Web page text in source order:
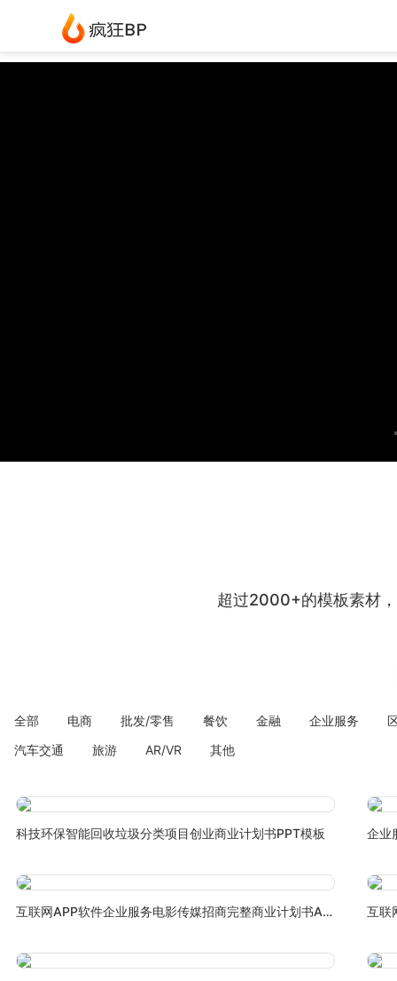
超过2000+的模板素材
全部 电商 批发/零售 餐饮 金融 企业服务
汽车交通
旅游 AR/VR 其他
科技环保智能回收垃圾分类项目创业商业计划书PPT模板 企业
互联网APP软件企业服务电影传媒招商完整商业计划书APP模版 互联